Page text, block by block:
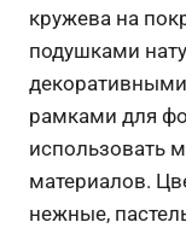
кружева на
подушками
рамками для
использовать
материалов.
нежные,